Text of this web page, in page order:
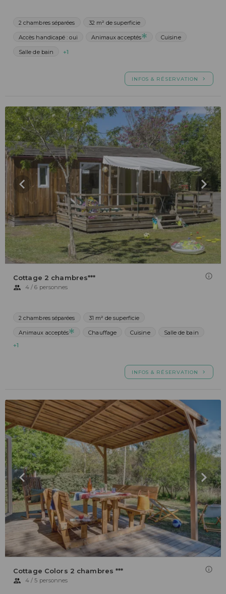
2 chambres séparées 32 m² de superficie
Accès handicapé : oui Animaux acceptés Cuisine
Salle de bain +1
INFOS & RÉSERVATION
Cottage 2 chambres***
4 / 6 personnes
2 chambres séparées 31 m² de superficie
Animaux acceptés Chauffage Cuisine
Salle de bain
+1
INFOS & RÉSERVATION
Cottage Colors 2 chambres ***
4 / 5 personnes